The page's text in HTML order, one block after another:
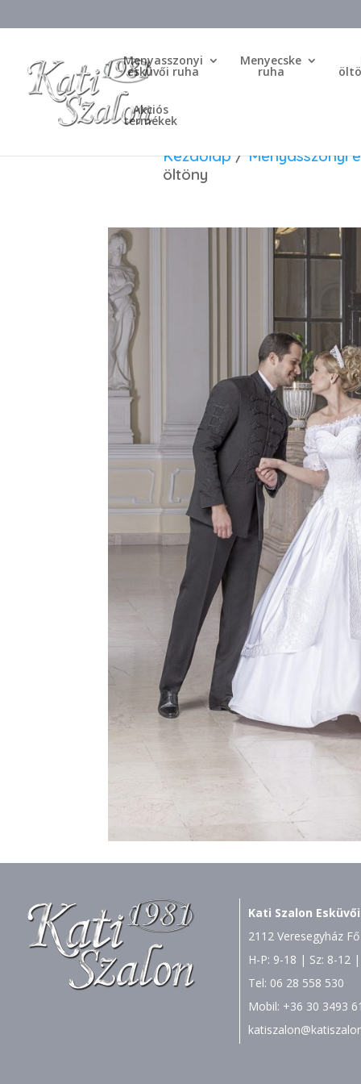
Menyasszonyi
esküvői ruha
Menyecske
ruha
Akciós
termékek
Kezdőlap/Menyasszonyi
öltöny
Kati Szalon
2112 Veresegyház
H-P: 9-18 | Sz: 8-12 |
Tel: 06 28 558 530
Mobil: +36 30 3493